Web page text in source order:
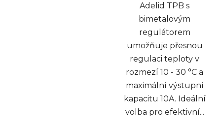
Adelid TPB s
bimetalovým
regulátorem
umožňuje přesnou
regulaci teploty v
rozmezí 10 - 30 °C a
maximální výstupní
kapacitu 10A. Ideální
volba pro efektivní...